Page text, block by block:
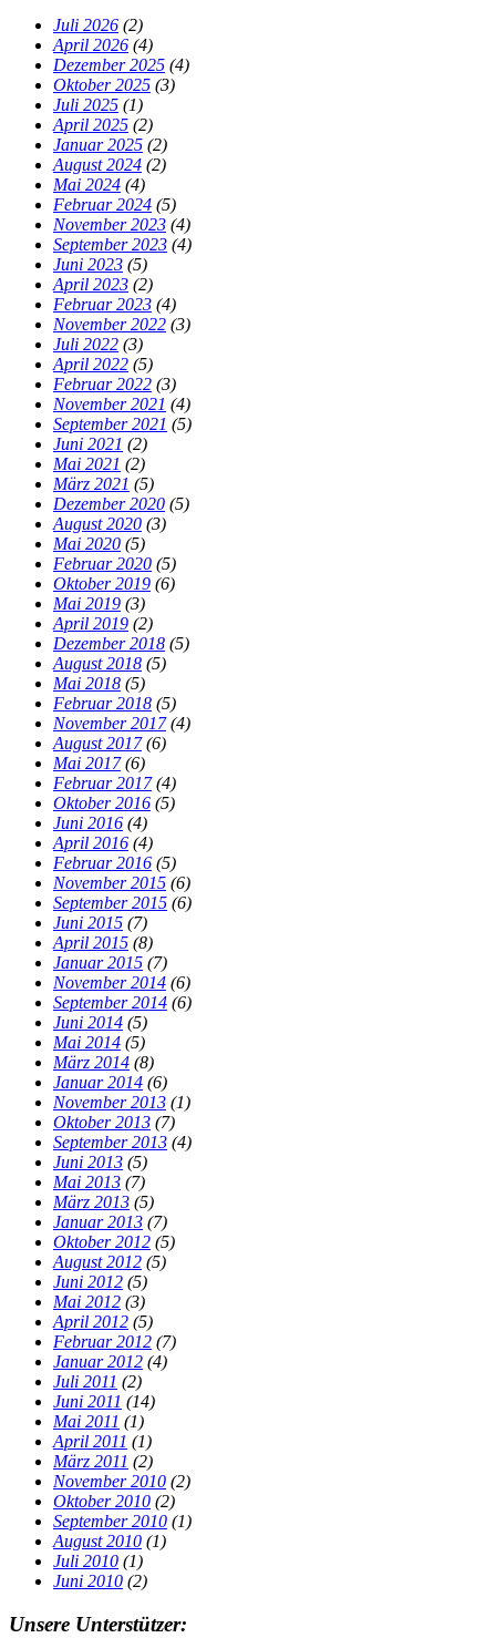
Juli 2026 (2)
April 2026 (4)
Dezember 2025 (4)
Oktober 2025 (3)
Juli 2025 (1)
April 2025 (2)
Januar 2025 (2)
August 2024 (2)
Mai 2024 (4)
Februar 2024 (5)
November 2023 (4)
September 2023 (4)
Juni 2023 (5)
April 2023 (2)
Februar 2023 (4)
November 2022 (3)
Juli 2022 (3)
April 2022 (5)
Februar 2022 (3)
November 2021 (4)
September 2021 (5)
Juni 2021 (2)
Mai 2021 (2)
März 2021 (5)
Dezember 2020 (5)
August 2020 (3)
Mai 2020 (5)
Februar 2020 (5)
Oktober 2019 (6)
Mai 2019 (3)
April 2019 (2)
Dezember 2018 (5)
August 2018 (5)
Mai 2018 (5)
Februar 2018 (5)
November 2017(4)
August 2017(6)
Mai 2017(6)
Februar 2017(4)
Oktober 2016 (5)
Juni 2016 (4)
April 2016 (4)
Februar 2016 (5)
November 2015 (6)
September 2015 (6)
Juni 2015 (7)
April 2015 (8)
Januar 2015 (7)
November 2014 (6)
September 2014 (6)
Juni 2014 (5)
Mai 2014 (5)
März 2014 (8)
Januar 2014 (6)
November 2013 (1)
Oktober 2013 (7)
September 2013 (4)
Juni 2013 (5)
Mai 2013 (7)
März 2013 (5)
Januar 2013 (7)
Oktober 2012 (5)
August 2012 (5)
Juni 2012 (5)
Mai 2012 (3)
April 2012 (5)
Februar 2012 (7)
Januar 2012 (4)
Juli 2011 (2)
Juni 2011 (14)
Mai 2011 (1)
April 2011 (1)
März 2011 (2)
November 2010 (2)
Oktober 2010 (2)
September 2010 (1)
August 2010 (1)
Juli 2010 (1)
Juni 2010 (2)
Footer
Unsere Unterstützer: